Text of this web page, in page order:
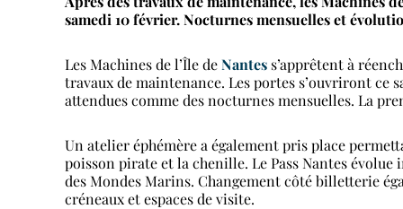
samedi 10 février. Nocturnes mensuelles et
Les Machines de l’Île deNantes s’apprêtent à
travaux de maintenance. Les portes s’ouvriront ce
attendues comme des nocturnes mensuelles. La
Un atelier éphémère a également pris place
poisson pirate et la chenille. Le Pass Nantes
des Mondes Marins. Changement côté billetterie
créneaux et espaces de visite.